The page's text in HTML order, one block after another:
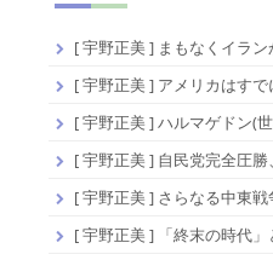
[ 宇野正美 ] まもなくイラ
[ 宇野正美 ] アメリカはす
[ 宇野正美 ] ハルマゲドン(
[ 宇野正美 ] 自民党完全圧
[ 宇野正美 ] さらなる中東
[ 宇野正美 ] 「終末の時代